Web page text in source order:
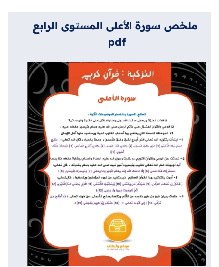
ملخص سورة الأعلى المستوى الرابع
pdf